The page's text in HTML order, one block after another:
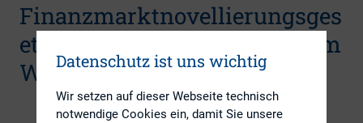
Finanzmarktnovellierungsges
etz: Die neuen Vorschriften im
Wertpapierhandelsgesetz
Datenschutz ist uns wichtig
Wir setzen auf dieser Webseite technisch
notwendige Cookies ein, damit Sie unsere